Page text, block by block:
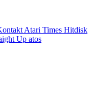
Atari Times Hitdisk
Up atos